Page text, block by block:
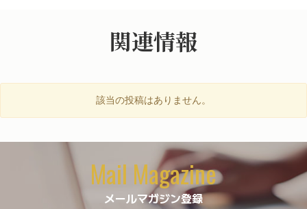
関連情報
該当の投稿はありません。
Mail Magazine
メールマガジン登録